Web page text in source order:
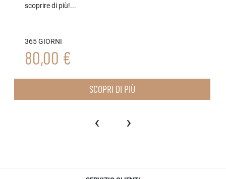
scoprire di più!...
365 GIORNI
80,00 €
SCOPRI DI PIÙ
‹ ›